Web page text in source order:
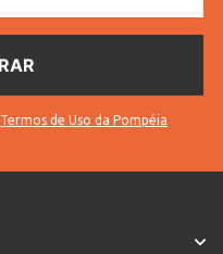
Termos de Uso da Pompéia